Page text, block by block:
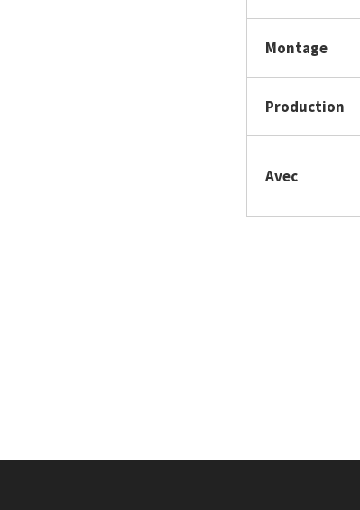
Montage
Production
Avec